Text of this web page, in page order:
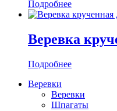
Подробнее
Веревка
Подробнее
Веревки
Веревки
Шпагаты